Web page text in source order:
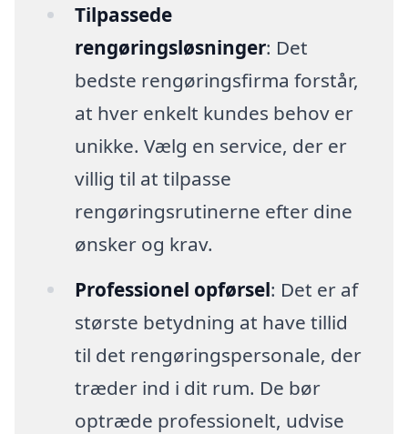
Tilpassede
rengøringsløsninger: Det
bedste rengøringsfirma forstår,
at hver enkelt kundes behov er
unikke. Vælg en service, der er
villig til at tilpasse
rengøringsrutinerne efter dine
ønsker og krav.
Professionel opførsel: Det er af
største betydning at have tillid
til det rengøringspersonale, der
træder ind i dit rum. De bør
optræde professionelt, udvise